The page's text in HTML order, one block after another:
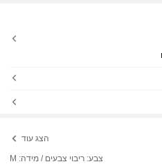
הצג עוד
צבע: ריבוי צבעים / מידה: M